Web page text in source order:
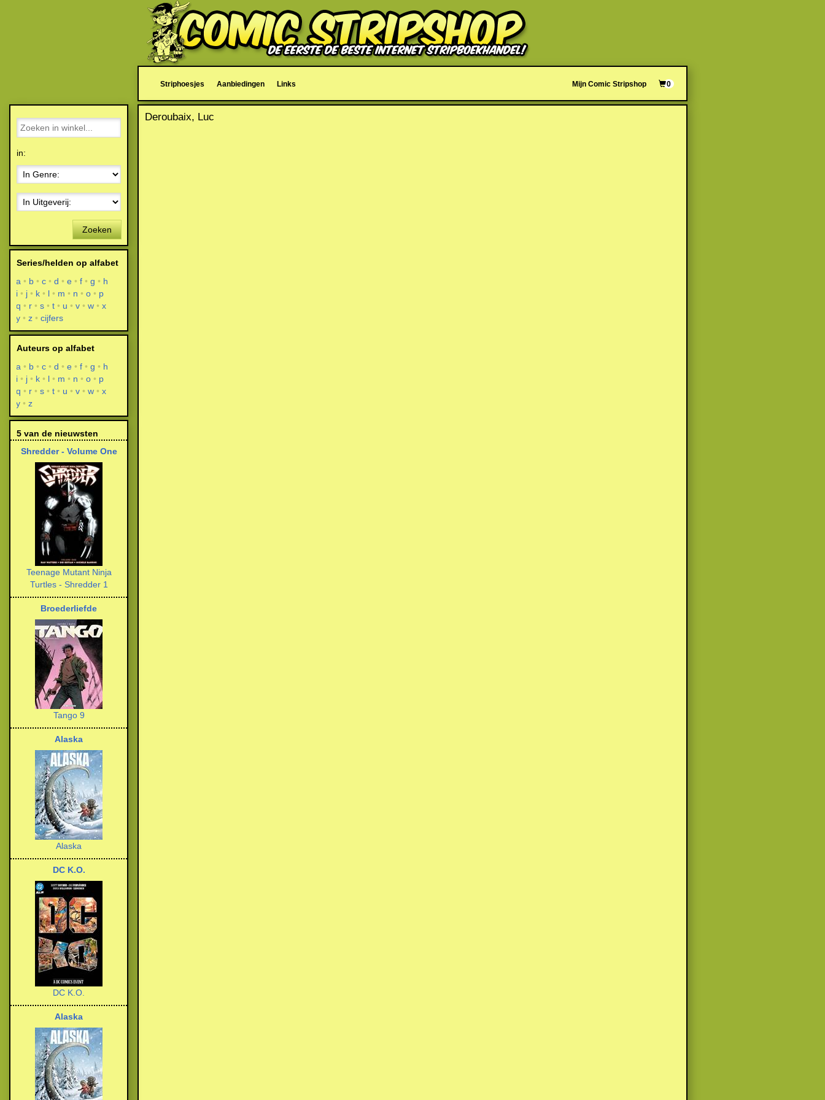
Striphoesjes Aanbiedingen Links Mijn Comic Stripshop 0
Deroubaix, Luc
in:
Zoeken
Series/helden op alfabet
a
b c d e f g
h
i
j k l m n o
p
q
r s t u v w
x
y
z cijfers
Auteurs op alfabet
a
b c d e f g
h
i
j k l m n o
p
q
r s t u v w
x
y
z
5 van de nieuwsten
Shredder - Volume One
Teenage Mutant Ninja
Turtles - Shredder 1
Broederliefde
Tango 9
Alaska
Alaska
DC K.O.
DC K.O.
Alaska